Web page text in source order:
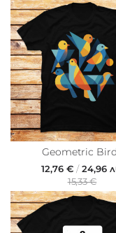
Geometric
12,76 € /24,96
15,33 €